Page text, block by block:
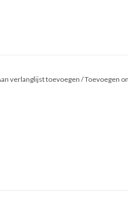
verlanglijst toevoegen /Toevoegen